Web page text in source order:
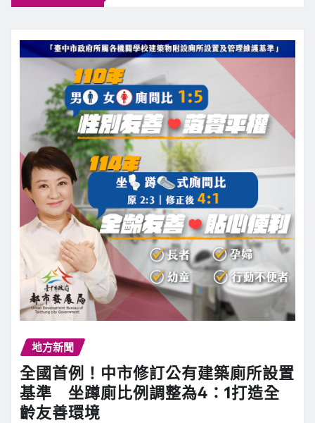
地方新聞
全國首例！中市修訂公有建築廁所設置
基準 坐蹲廁比例調整為4：1打造全
齡友善環境